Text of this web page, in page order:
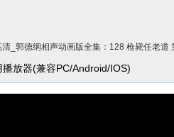
清_郭德纲相声动画版全集：128 枪毙任老道
播放器(兼容PC/Android/IOS)